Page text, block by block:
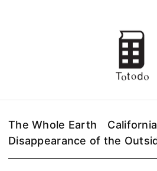
The Whole Earth
Disappearance of the